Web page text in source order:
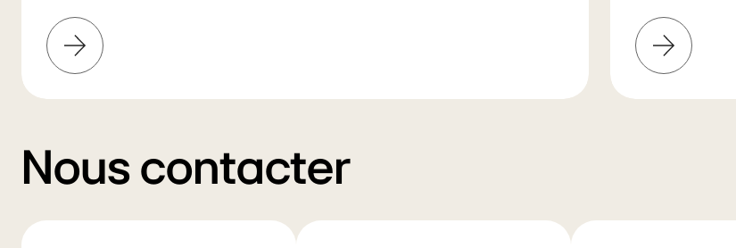
En
savoir
plus
En
savoir
plus
Nous contacter